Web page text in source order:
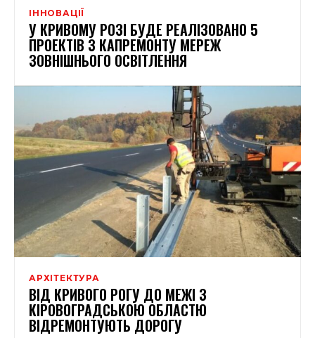
ІННОВАЦІЇ
У КРИВОМУ РОЗІ БУДЕ РЕАЛІЗОВАНО 5
ПРОЕКТІВ З КАПРЕМОНТУ МЕРЕЖ
ЗОВНІШНЬОГО ОСВІТЛЕННЯ
АРХІТЕКТУРА
ВІД КРИВОГО РОГУ ДО МЕЖІ З
КІРОВОГРАДСЬКОЮ ОБЛАСТЮ
ВІДРЕМОНТУЮТЬ ДОРОГУ